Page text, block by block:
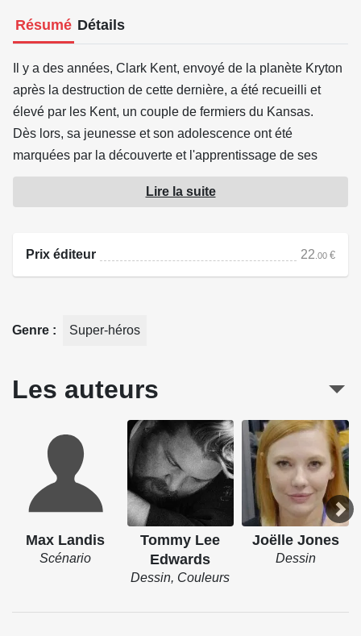
Résumé Détails
Il y a des années, Clark Kent, envoyé de la planète Kryton
après la destruction de cette dernière, a été recueilli et
élevé par les Kent, un couple de fermiers du Kansas.
Dès lors, sa jeunesse et son adolescence ont été
marquées par la découverte et l'apprentissage de ses
pouvoirs et des responsabilités qui en découlent. Mais, à
son arrivée à Metropolis, sa rencontre avec le justicier
Lire la suite
Prix éditeur 22 .00 €
Genre Super-héros
Les auteurs
Max Landis
Scénario
Tommy Lee
Edwards
Dessin, Couleurs
Joëlle Jones
Dessin